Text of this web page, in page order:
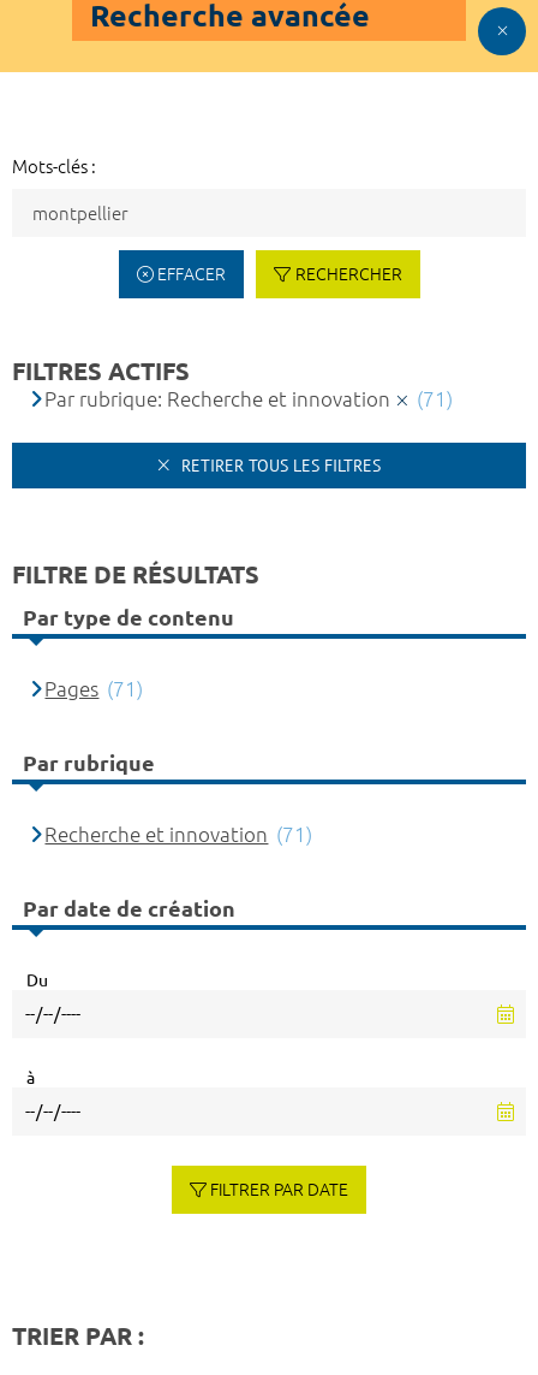
Recherche avancée
Mots-clés :
EFFACER RECHERCHER
FILTRES ACTIFS
Par rubrique: Recherche et innovation (71)
RETIRER TOUS LES FILTRES
FILTRE DE RÉSULTATS
Par type de contenu
Pages (71)
Par rubrique
Recherche et innovation (71)
Par date de création
Du
à
FILTRER PAR DATE
TRIER PAR :